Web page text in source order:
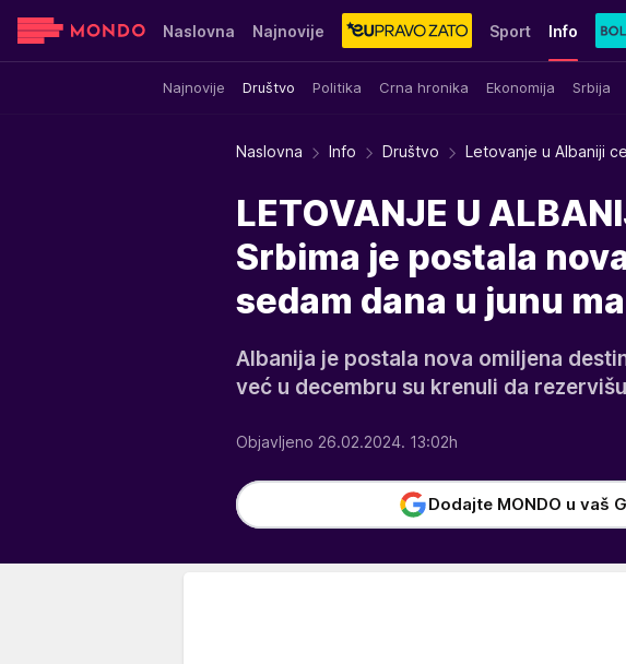
Naslovna Najnovije Sport Info
Najnovije Društvo Politika Crna hronika Ekonomija Srbija
Sensa Stvar ukusa Yumama
Naslovna Info Društvo Letovanje u Albaniji
LETOVANJE U
Srbima je postala
sedam dana u junu
Albanija je postala nova omiljena
već u decembru su krenuli da
Objavljeno 26.02.2024. 13:02h
Dodajte MONDO u vaš